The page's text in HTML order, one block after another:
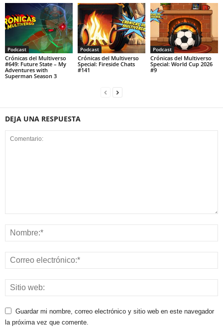
Podcast
Crónicas del Multiverso
#649: Future State – My
Adventures with
Superman Season 3
Podcast
Crónicas del Multiverso
Special: Fireside Chats
#141
Podcast
Crónicas del Multiverso
Special: World Cup 2026
#9
DEJA UNA RESPUESTA
Guardar mi nombre, correo electrónico y sitio web en este navegador
la próxima vez que comente.